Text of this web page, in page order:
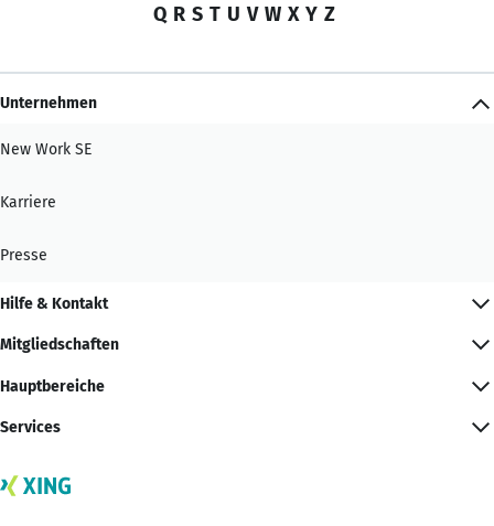
Q R S T U V W X Y Z
Unternehmen
New Work SE
Karriere
Presse
Hilfe & Kontakt
Mitgliedschaften
Hauptbereiche
Services